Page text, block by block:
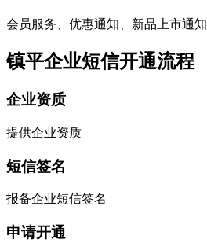
会员服务、优惠通知、新品上市通知
镇平企业短信开通流程
企业资质
提供企业资质
短信签名
报备企业短信签名
申请开通